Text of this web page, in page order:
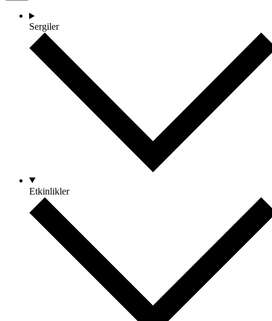
Sergiler
Etkinlikler